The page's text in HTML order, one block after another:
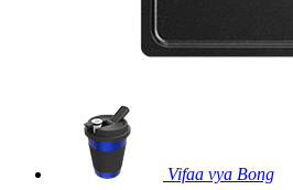
Vifaa vya Bong